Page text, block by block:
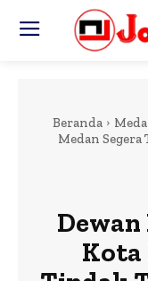
Beranda
Medan
Kota